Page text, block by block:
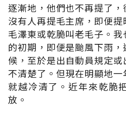
逐漸地，他們也不再提了
沒有人再提毛主席，即便
毛澤東或乾脆叫老毛子。
的初期，即便是颱風下雨
候，至於是出自動員規定
不清楚了。但現在明顯地
就越冷清了。近年來乾脆
放。